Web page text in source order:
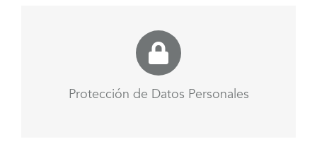
Protección de Datos Personales